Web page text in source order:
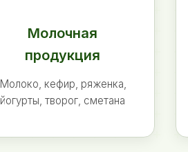
Молочная
продукция
Молоко, кефир, ряженка,
йогурты, творог, сметана